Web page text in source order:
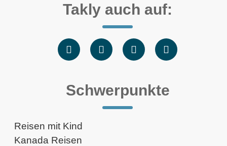
Takly auch auf:
Schwerpunkte
Reisen mit Kind
Kanada Reisen